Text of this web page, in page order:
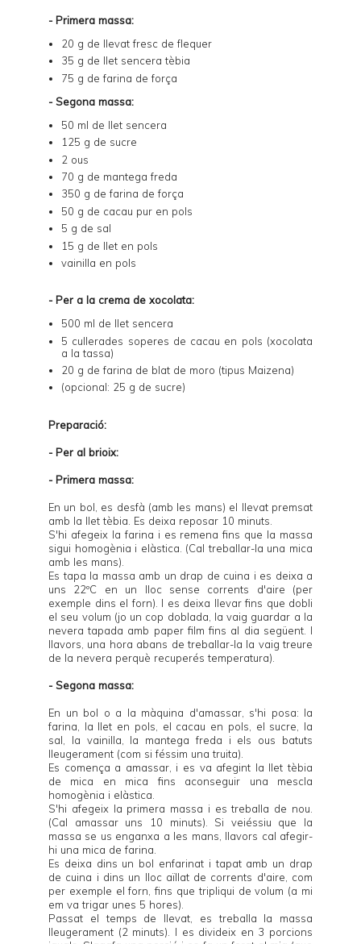
- Primera massa:
20 g de llevat fresc de flequer
35 g de llet sencera tèbia
75 g de farina de força
- Segona massa:
50 ml de llet sencera
125 g de sucre
2 ous
70 g de mantega freda
350 g de farina de força
50 g de cacau pur en pols
5 g de sal
15 g de llet en pols
vainilla en pols
- Per a la crema de xocolata:
500 ml de llet sencera
5 cullerades soperes de cacau en pols (xocolata
a la tassa)
20 g de farina de blat de moro (tipus Maizena)
(opcional: 25 g de sucre)
Preparació:
- Per al brioix:
- Primera massa:
En un bol, es desfà (amb les mans) el llevat premsat
amb la llet tèbia. Es deixa reposar 10 minuts.
S'hi afegeix la farina i es remena fins que la massa
sigui homogènia i elàstica. (Cal treballar-la una mica
amb les mans).
Es tapa la massa amb un drap de cuina i es deixa a
uns 22ºC en un lloc sense corrents d'aire (per
exemple dins el forn). I es deixa llevar fins que dobli
el seu volum (jo un cop doblada, la vaig guardar a la
nevera tapada amb paper film fins al dia següent. I
llavors, una hora abans de treballar-la la vaig treure
de la nevera perquè recuperés temperatura).
- Segona massa:
En un bol o a la màquina d'amassar, s'hi posa: la
farina, la llet en pols, el cacau en pols, el sucre, la
sal, la vainilla, la mantega freda i els ous batuts
lleugerament (com si féssim una truita).
Es comença a amassar, i es va afegint la llet tèbia
de mica en mica fins aconseguir una mescla
homogènia i elàstica.
S'hi afegeix la primera massa i es treballa de nou.
(Cal amassar uns 10 minuts). Si veiéssiu que la
massa se us enganxa a les mans, llavors cal afegir-
hi una mica de farina.
Es deixa dins un bol enfarinat i tapat amb un drap
de cuina i dins un lloc aïllat de corrents d'aire, com
per exemple el forn, fins que tripliqui de volum (a mi
em va trigar unes 5 hores).
Passat el temps de llevat, es treballa la massa
lleugerament (2 minuts). I es divideix en 3 porcions